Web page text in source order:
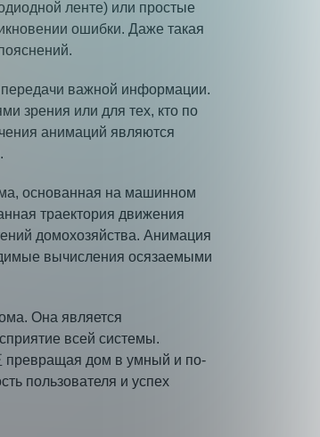
ленте) или простые
ошибки. Даже такая
важной информации.
зрения или для тех, кто по
анимаций являются
основанная на машинном
траектория движения
домохозяйства. Анимация
вычисления осязаемыми
Она является
всей системы.
превращая дом в умный и по-
пользователя и успех